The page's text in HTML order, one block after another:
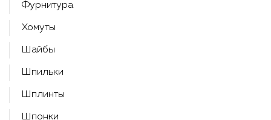
Фурнитура
Хомуты
Шайбы
Шпильки
Шплинты
Шпонки